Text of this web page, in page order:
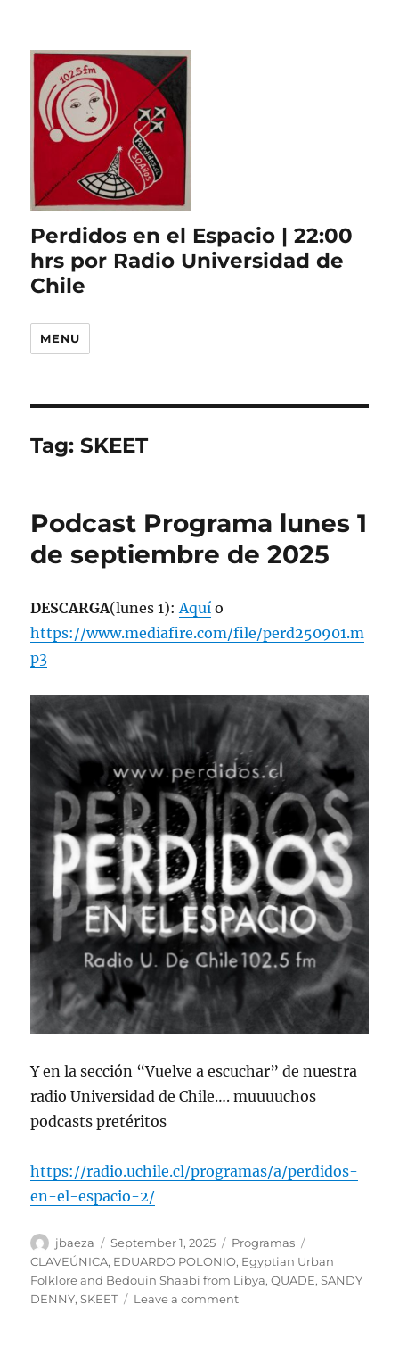
Perdidos en el Espacio | 22:00
hrs por Radio Universidad de
Chile
MENU
Tag:SKEET
Podcast Programa lunes 1
de septiembre de 2025
DESCARGA(lunes 1):Aquí o
https://www.mediafire.com/file/perd250901.m
p3
Y en la sección “Vuelve a escuchar” de nuestra
radio Universidad de Chile…. muuuuchos
podcasts pretéritos
https://radio.uchile.cl/programas/a/perdidos-
en-el-espacio-2/
Author
jbaeza
Posted
on
September 1, 2025 Categories
Programas
CLAVEÚNICA, EDUARDO POLONIO, Egyptian Urban
Folklore and Bedouin Shaabi from Libya,QUADE,SANDY
DENNY,SKEET Leave a commenton